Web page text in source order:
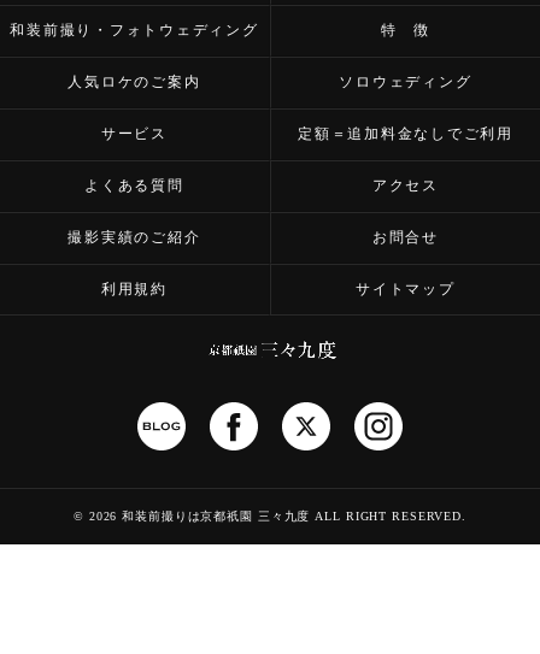
和装前撮り・フォトウェディング 特 徴
人気ロケのご案内 ソロウェディング
サービス 定額＝追加料金なしでご利用
よくある質問 アクセス
撮影実績のご紹介 お問合せ
利用規約 サイトマップ
© 2026 和装前撮りは京都祇園 三々九度 ALL RIGHT RESERVED.